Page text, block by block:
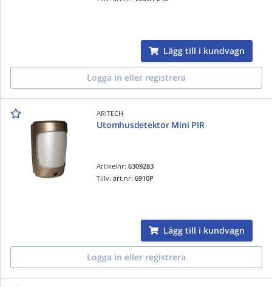
Lägg till i kundvagn
Logga in eller registrera
ARITECH
Utomhusdetektor Mini PIR
Artikelnr:6309283
Tillv. art.nr:6910P
Lägg till i kundvagn
Logga in eller registrera